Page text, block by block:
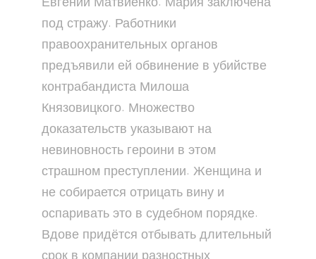
под стражу. Работники
правоохранительных органов
предъявили ей обвинение в убийстве
контрабандиста Милоша
Князовицкого. Множество
доказательств указывают на
невиновность героини в этом
страшном преступлении. Женщина и
не собирается отрицать вину и
оспаривать это в судебном порядке.
Вдове придётся отбывать длительный